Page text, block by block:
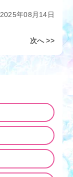
2025年08月14日
次へ >>